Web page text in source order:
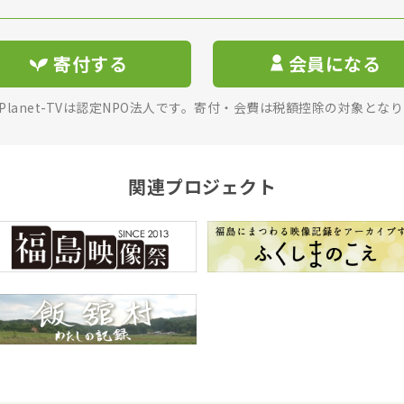
寄付する 会員になる
TVは認定NPO法人です。寄付・会費は税額控除の対象とな
関連プロジェクト